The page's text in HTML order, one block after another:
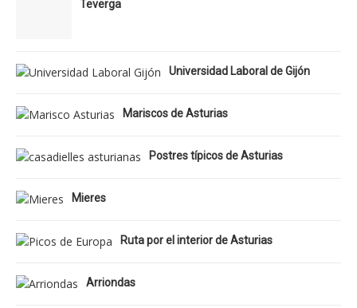
Teverga
Universidad Laboral de Gijón
Mariscos de Asturias
Postres típicos de Asturias
Mieres
Ruta por el interior de Asturias
Arriondas